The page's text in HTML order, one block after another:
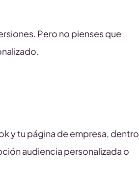
Pero no pienses que
y tu página de empresa, dentro
audiencia personalizada o